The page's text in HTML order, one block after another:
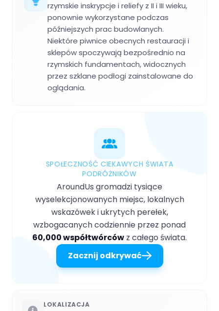
rzymskie inskrypcje i reliefy z II i III wieku,
ponownie wykorzystane podczas
późniejszych prac budowlanych.
Niektóre piwnice obecnych restauracji i
sklepów spoczywają bezpośrednio na
rzymskich fundamentach, widocznych
przez szklane podłogi zainstalowane do
oglądania.
SPOŁECZNOŚĆ CIEKAWYCH ŚWIATA
PODRÓŻNIKÓW
AroundUs gromadzi tysiące
wyselekcjonowanych miejsc, lokalnych
wskazówek i ukrytych perełek,
wzbogacanych codziennie przez ponad
60,000 współtwórców z całego świata.
Zacznij odkrywać
LOKALIZACJA